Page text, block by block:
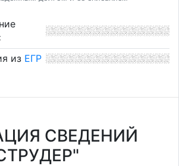
из ЕГР
СВЕДЕНИЙ